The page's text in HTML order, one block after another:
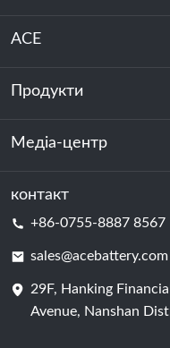
ACE
Про нас
Стійкість
Продукти
Зберігання енергії
Центр обробки даних
Елемент батареї
Медіа-центр
Новини
контакт
+86-0755-8887 8567
sales@acebattery.com
29F, Hanking
Avenue, Nanshan